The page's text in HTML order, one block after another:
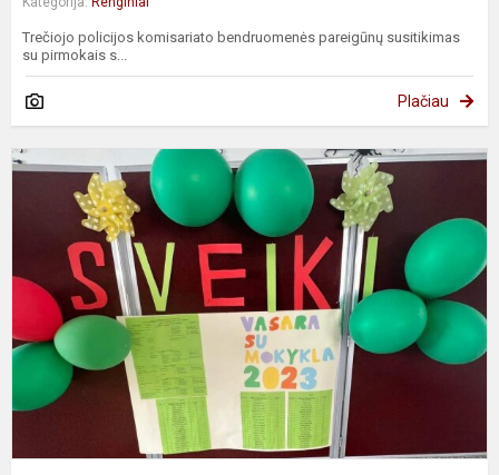
Trečiojo policijos komisariato bendruomenės pareigūnų susitikimas
su pirmokais s...
Plačiau